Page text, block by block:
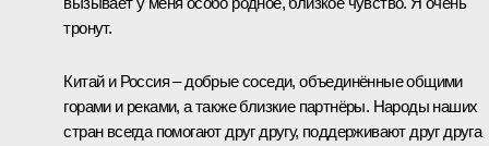
тронут.
Китай и Россия – добрые соседи, объединённые общими
горами и реками, а также близкие партнёры. Народы наших
стран всегда помогают друг другу, поддерживают друг друга